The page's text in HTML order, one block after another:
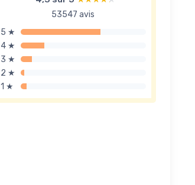
53547 avis
5 ★
4 ★
3 ★
2 ★
1 ★